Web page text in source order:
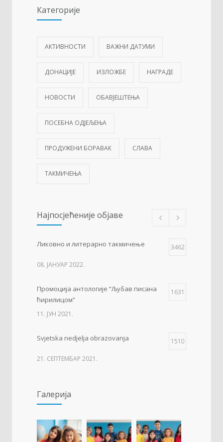
Категорије
АКТИВНОСТИ ВАЖНИ ДАТУМИ
ДОНАЦИЈЕ ИЗЛОЖБЕ НАГРАДЕ
НОВОСТИ ОБАВЈЕШТЕЊА
ПОСЕБНА ОДЈЕЉЕЊА
ПРОДУЖЕНИ БОРАВАК СЛАВА
ТАКМИЧЕЊА
Најпосјећеније објаве
Ликовно и литерарно такмичење 3462
08. ЈАНУАР 2022.
Промоција антологије “Љубав писана
ћирилицом”
1631
11. ЈУН 2021.
Svjetska nedjelja obrazovanja 1510
21. СЕПТЕМБАР 2021.
09. ОКТОБАР 2021.
Прва награда на понос Града Добоја 1428
Галерија